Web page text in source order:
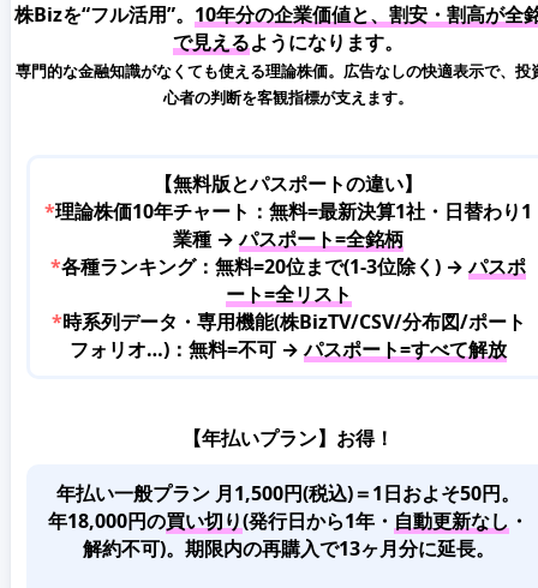
株Bizを“フル活用”。 10年分の企業価値と、割安・割高が全
で見えるようになります。
専門的な金融知識がなくても使える理論株価。広告なしの快適表示で、投
心者の判断を客観指標が支えます。
【無料版とパスポートの違い】
*理論株価10年チャート：無料=最新決算1社・日替わり1
業種 →パスポート=全銘柄
*各種ランキング：無料=20位まで(1-3位除く) →パスポ
ート=全リスト
*時系列データ・専用機能(株BizTV/CSV/分布図/ポート
フォリオ…)：無料=不可 →パスポート=すべて解放
【年払いプラン】お得！
年払い一般プラン 月1,500円(税込)＝1日およそ50円。
年18,000円の買い切り(発行日から1年・ 自動更新なし ・
解約不可)。期限内の再購入で13ヶ月分に延長。